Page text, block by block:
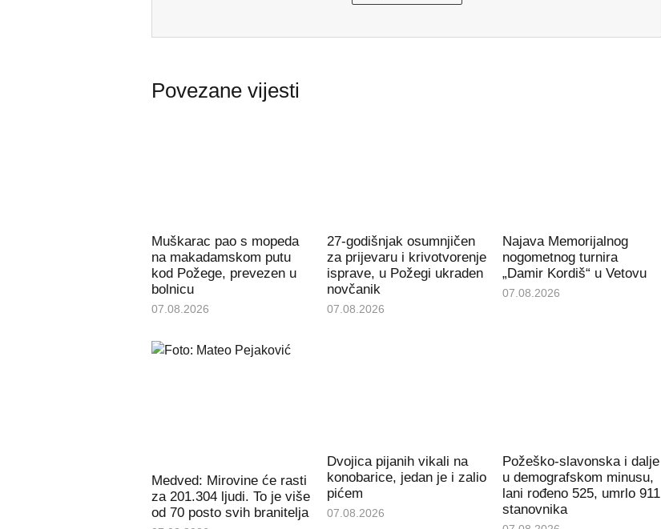
Povezane vijesti
Muškarac pao s mopeda
na makadamskom putu
kod Požege, prevezen u
bolnicu
07.08.2026
27-godišnjak osumnjičen
za prijevaru i krivotvorenje
isprave, u Požegi ukraden
novčanik
07.08.2026
Najava Memorijalnog
nogometnog turnira
„Damir Kordiš“ u Vetovu
07.08.2026
Medved: Mirovine će rasti
za 201.304 ljudi. To je više
od 70 posto svih branitelja
Dvojica pijanih vikali na
konobarice, jedan je i zalio
pićem
07.08.2026
Požeško-slavonska i dalje
u demografskom minusu,
lani rođeno 525, umrlo 911
stanovnika